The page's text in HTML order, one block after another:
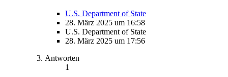
U.S. Department of State
28. März 2025 um 16:58
U.S. Department of State
28. März 2025 um 17:56
Antworten
1